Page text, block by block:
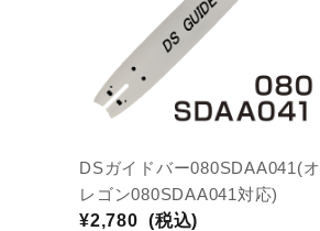
DSガイドバー080SDAA041(オ
レゴン080SDAA041対応)
¥2,780 (税込)